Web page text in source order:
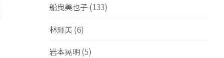
船曳美也子(133)
林輝美(6)
岩本晃明(5)